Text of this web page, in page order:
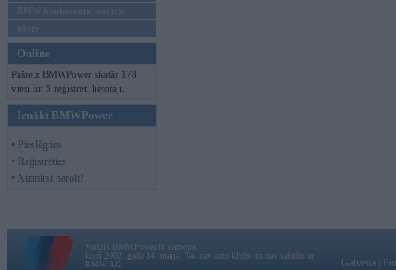
BMW konkurentu jaunumi
Moto
Online
Pašreiz BMWPower skatās 178
viesi un 5 reģistrēti lietotāji.
Ienākt BMWPower
• Pieslēgties
• Reģistrēties
• Aizmirsi paroli?
Vortāls BMWPower.lv darbojas
kopš 2002. gada 14. maija. Tas nav auto klubs un nav saistīts ar
BMW AG.
Galvena